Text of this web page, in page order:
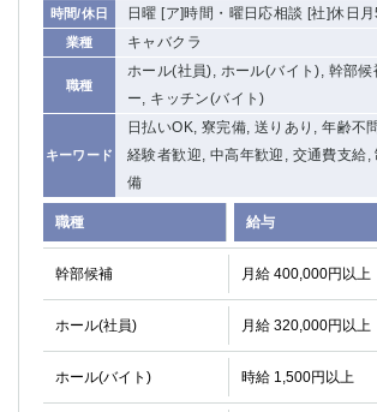
時間/休日 日曜 [ア]時間・曜日応相談 [社]休日月
業種 キャバクラ
職種
ホール(社員), ホール(バイト), 幹部
ー, キッチン(バイト)
キーワード
日払いOK, 寮完備, 送りあり, 年齢不
経験者歓迎, 中高年歓迎, 交通費支給,
備
職種 給与
幹部候補 月給 400,000円以上
ホール(社員) 月給 320,000円以上
ホール(バイト) 時給 1,500円以上
府中
中目黒
ひばりヶ丘（北口）
吉祥寺（南口／公園口） 小作・羽村・福生
自由が丘
吉祥寺（北口／東
錦糸町南口
下北沢・経堂
金町（北口）
成増駅徒歩3分の好立地！
三軒茶屋（南口）
①歌舞伎町 ②新
①歌舞伎町 ②新宿 ③西部新宿 ③東新
①歌舞伎町 ②新
①銀座 ②新橋
錦糸町(南口)
①東武練馬 ②成増・板橋 ③大山 ②池袋
金町
大井町
大泉学園
下赤塚